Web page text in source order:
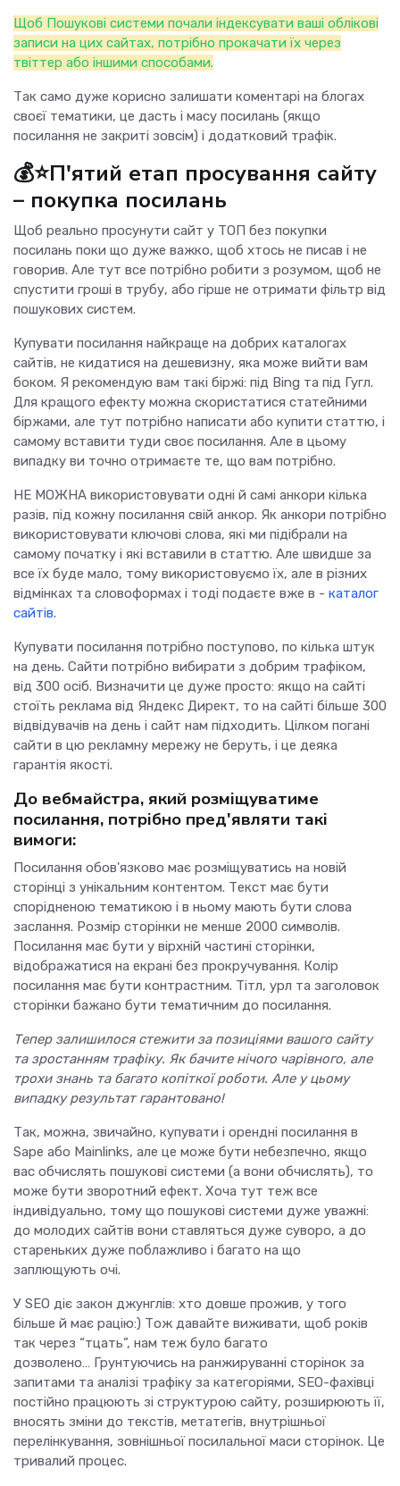
Щоб Пошукові системи почали індексувати ваші облікові
записи на цих сайтах, потрібно прокачати їх через
твіттер або іншими способами.
Так само дуже корисно залишати коментарі на блогах
своєї тематики, це дасть і масу посилань (якщо
посилання не закриті зовсім) і додатковий трафік.
💰⭐П'ятий етап просування сайту
– покупка посилань
Щоб реально просунути сайт у ТОП без покупки
посилань поки що дуже важко, щоб хтось не писав і не
говорив. Але тут все потрібно робити з розумом, щоб не
спустити гроші в трубу, або гірше не отримати фільтр від
пошукових систем.
Купувати посилання найкраще на добрих каталогах
сайтів, не кидатися на дешевизну, яка може вийти вам
боком. Я рекомендую вам такі біржі: під Bing та під Гугл.
Для кращого ефекту можна скористатися статейними
біржами, але тут потрібно написати або купити статтю, і
самому вставити туди своє посилання. Але в цьому
випадку ви точно отримаєте те, що вам потрібно.
НЕ МОЖНА використовувати одні й самі анкори кілька
разів, під кожну посилання свій анкор. Як анкори потрібно
використовувати ключові слова, які ми підібрали на
самому початку і які вставили в статтю. Але швидше за
все їх буде мало, тому використовуємо їх, але в різних
відмінках та словоформах і тоді подаєте вже в - каталог
сайтів.
Купувати посилання потрібно поступово, по кілька штук
на день. Сайти потрібно вибирати з добрим трафіком,
від 300 осіб. Визначити це дуже просто: якщо на сайті
стоїть реклама від Яндекс Директ, то на сайті більше 300
відвідувачів на день і сайт нам підходить. Цілком погані
сайти в цю рекламну мережу не беруть, і це деяка
гарантія якості.
До вебмайстра, який розміщуватиме
посилання, потрібно пред'являти такі
вимоги:
Посилання обов'язково має розміщуватись на новій
сторінці з унікальним контентом. Текст має бути
спорідненою тематикою і в ньому мають бути слова
заслання. Розмір сторінки не менше 2000 символів.
Посилання має бути у вірхній частині сторінки,
відображатися на екрані без прокручування. Колір
посилання має бути контрастним. Тітл, урл та заголовок
сторінки бажано бути тематичним до посилання.
Тепер залишилося стежити за позиціями вашого сайту
та зростанням трафіку. Як бачите нічого чарівного, але
трохи знань та багато копіткої роботи. Але у цьому
випадку результат гарантовано!
Так, можна, звичайно, купувати і орендні посилання в
Sape або Mainlinks, але це може бути небезпечно, якщо
вас обчислять пошукові системи (а вони обчислять), то
може бути зворотний ефект. Хоча тут теж все
індивідуально, тому що пошукові системи дуже уважні:
до молодих сайтів вони ставляться дуже суворо, а до
стареньких дуже поблажливо і багато на що
заплющують очі.
У SEO діє закон джунглів: хто довше прожив, у того
більше й має рацію:) Тож давайте виживати, щоб років
так через “тцать”, нам теж було багато
дозволено… Грунтуючись на ранжируванні сторінок за
запитами та аналізі трафіку за категоріями, SEO-фахівці
постійно працюють зі структурою сайту, розширюють її,
вносять зміни до текстів, метатегів, внутрішньої
перелінкування, зовнішньої посилальної маси сторінок. Це
тривалий процес.